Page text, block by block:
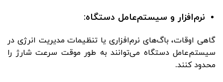
نرم‌افزار و سیستم‌عامل دستگاه:
گاهی اوقات، باگ‌های نرم‌افزاری یا تنظیمات مدیریت انرژی در
سیستم‌عامل دستگاه می‌توانند به طور موقت سرعت شارژ را
محدود کنند.